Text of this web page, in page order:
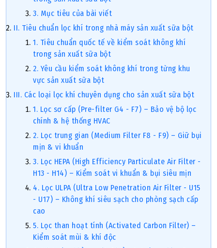
3. Mục tiêu của bài viết
II. Tiêu chuẩn lọc khí trong nhà máy sản xuất sữa bột
1. Tiêu chuẩn quốc tế về kiểm soát không khí
trong sản xuất sữa bột
2. Yêu cầu kiểm soát không khí trong từng khu
vực sản xuất sữa bột
III. Các loại lọc khí chuyên dụng cho sản xuất sữa bột
1. Lọc sơ cấp (Pre-filter G4 - F7) – Bảo vệ bộ lọc
chính & hệ thống HVAC
2. Lọc trung gian (Medium Filter F8 - F9) – Giữ bụi
mịn & vi khuẩn
3. Lọc HEPA (High Efficiency Particulate Air Filter -
H13 - H14) – Kiểm soát vi khuẩn & bụi siêu mịn
4. Lọc ULPA (Ultra Low Penetration Air Filter - U15
- U17) – Không khí siêu sạch cho phòng sạch cấp
cao
5. Lọc than hoạt tính (Activated Carbon Filter) –
Kiểm soát mùi & khí độc